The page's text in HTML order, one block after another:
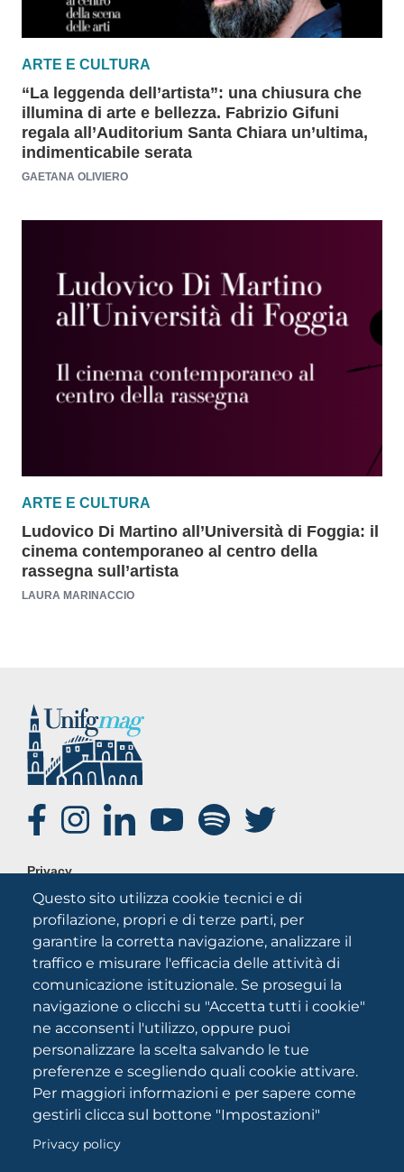
ARTE E CULTURA
“La leggenda dell’artista”: una chiusura che
illumina di arte e bellezza. Fabrizio Gifuni
regala all’Auditorium Santa Chiara un’ultima,
indimenticabile serata
GAETANA OLIVIERO
ARTE E CULTURA
Ludovico Di Martino all’Università di Foggia: il
cinema contemporaneo al centro della
rassegna sull’artista
LAURA MARINACCIO
Questo sito utilizza cookie tecnici e di
profilazione, propri e di terze parti, per
garantire la corretta navigazione, analizzare il
traffico e misurare l'efficacia delle attività di
comunicazione istituzionale. Se prosegui la
navigazione o clicchi su "Accetta tutti i cookie"
ne acconsenti l'utilizzo, oppure puoi
personalizzare la scelta salvando le tue
preferenze e scegliendo quali cookie attivare.
Per maggiori informazioni e per sapere come
gestirli clicca sul bottone "Impostazioni"
Privacy policy
SOCIAL
FOOTER
Privacy
Note legali
Credits
Chi siamo
Università degli Studi di Foggia
Via A.Gramsci 89/91 CF: 94045260711 Partita IVA:
03016180717